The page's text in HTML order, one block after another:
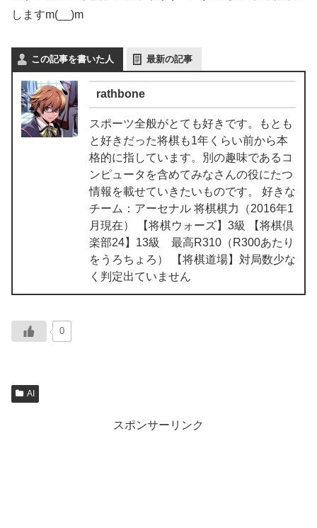
しますm(__)m
この記事を書いた人 最新の記事
rathbone
スポーツ全般がとても好きです。もとも
と好きだった将棋も1年くらい前から本
格的に指しています。別の趣味であるコ
ンピュータを含めてみなさんの役にたつ
情報を載せていきたいものです。 好きな
チーム：アーセナル 将棋棋力（2016年1
月現在） 【将棋ウォーズ】3級 【将棋倶
楽部24】13級 最高R310（R300あたり
をうろちょろ） 【将棋道場】対局数少な
く判定出ていません
0
AI
スポンサーリンク